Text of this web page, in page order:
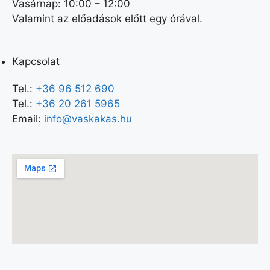
Vasárnap: 10:00 – 12:00
Valamint az előadások előtt egy órával.
Kapcsolat
Tel.: +36 96 512 690
Tel.: +36 20 261 5965
Email: info@vaskakas.hu